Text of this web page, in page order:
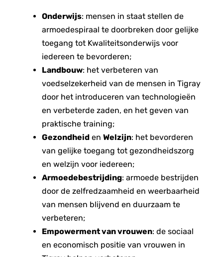
Onderwijs: mensen in staat stellen de
armoedespiraal te doorbreken door gelijke
toegang tot Kwaliteitsonderwijs voor
iedereen te bevorderen;
Landbouw: het verbeteren van
voedselzekerheid van de mensen in Tigray
door het introduceren van technologieën
en verbeterde zaden, en het geven van
praktische training;
Gezondheid en Welzijn: het bevorderen
van gelijke toegang tot gezondheidszorg
en welzijn voor iedereen;
Armoedebestrijding: armoede bestrijden
door de zelfredzaamheid en weerbaarheid
van mensen blijvend en duurzaam te
verbeteren;
Empowerment van vrouwen: de sociaal
en economisch positie van vrouwen in